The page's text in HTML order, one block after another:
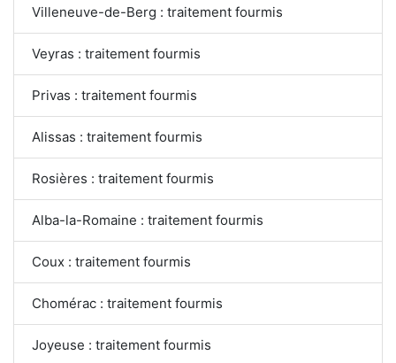
Villeneuve-de-Berg : traitement fourmis
Veyras : traitement fourmis
Privas : traitement fourmis
Alissas : traitement fourmis
Rosières : traitement fourmis
Alba-la-Romaine : traitement fourmis
Coux : traitement fourmis
Chomérac : traitement fourmis
Joyeuse : traitement fourmis